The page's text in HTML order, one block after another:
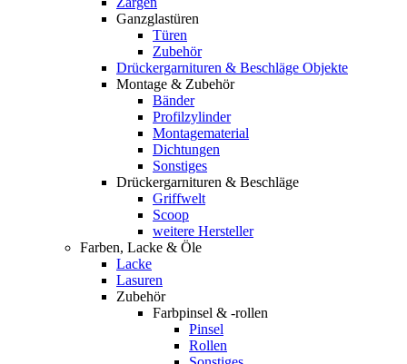
Ganzglastüren
Türen
Zubehör
Drückergarnituren & Beschläge Objekte
Montage & Zubehör
Bänder
Profilzylinder
Montagematerial
Dichtungen
Sonstiges
Drückergarnituren & Beschläge
Griffwelt
Scoop
weitere Hersteller
Farben, Lacke & Öle
Lacke
Lasuren
Zubehör
Farbpinsel & -rollen
Pinsel
Rollen